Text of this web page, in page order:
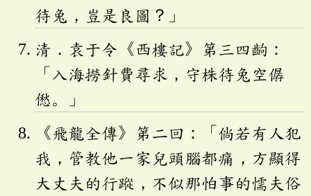
待兔，豈是良圖？」
清．袁于令《西樓記》第三四齣：
「入海撈針費尋求，守株待兔空僝
僽。」
《飛龍全傳》第二回：「倘若有人犯
我，管教他一家兒頭腦都痛，方顯得
大丈夫的行蹤，不似那怕事的懦夫俗